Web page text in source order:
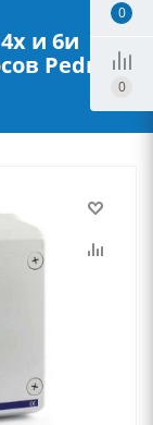
и 6и
Pedrollo
0
0